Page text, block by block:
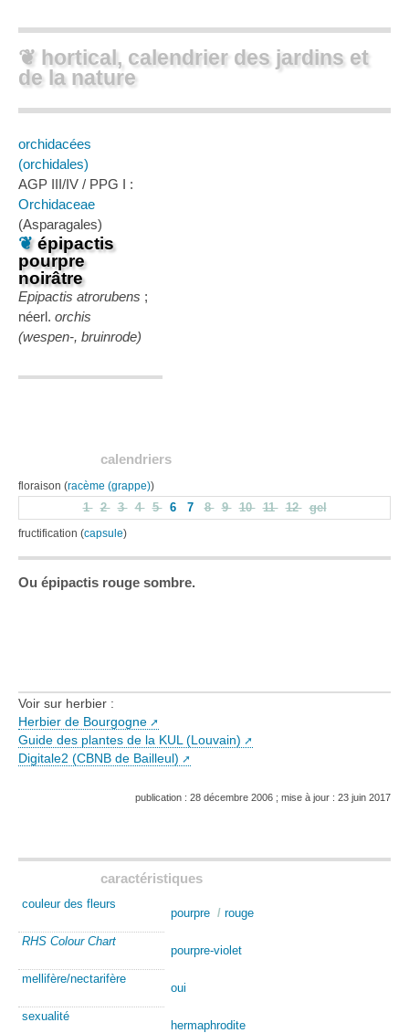
❦ hortical, calendrier des jardins et
de la nature
orchidacées
(orchidales)
AGP III/IV / PPG I :
Orchidaceae
(Asparagales)
❦épipactis
pourpre
noirâtre
Epipactis atrorubens ;
néerl. orchis
(wespen-, bruinrode)
calendriers
floraison (racème (grappe))
1 2 3 4 5 6 7 8 9 10 11 12 gel
fructification (capsule)
Ou épipactis rouge sombre.
Voir sur herbier :
Herbier de Bourgogne
Guide des plantes de la KUL (Louvain)
Digitale2 (CBNB de Bailleul)
publication : 28 décembre 2006 ; mise à jour : 23 juin 2017
caractéristiques
couleur des fleurs
pourpre / rouge
RHS Colour Chart
pourpre-violet
mellifère/nectarifère
oui
sexualité
hermaphrodite